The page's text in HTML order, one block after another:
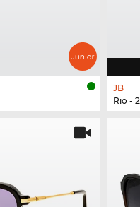
JB
Rio - 2